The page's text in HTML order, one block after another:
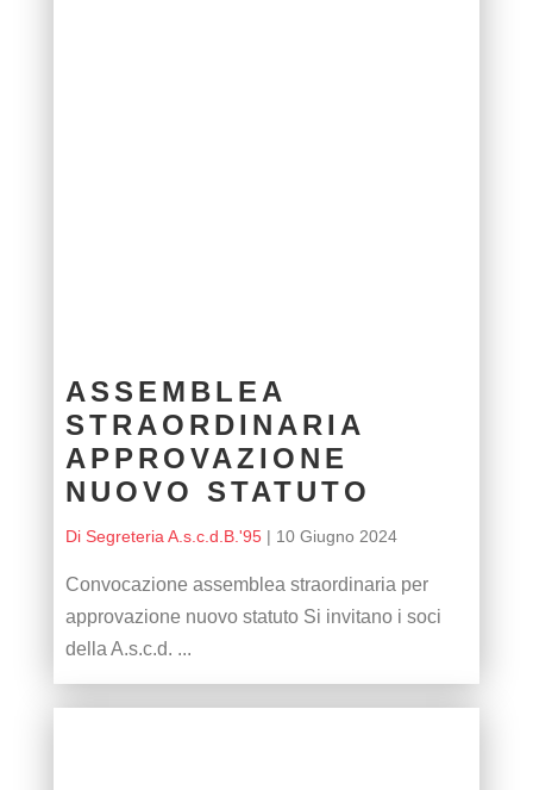
ASSEMBLEA
STRAORDINARIA
APPROVAZIONE
NUOVO STATUTO
Di Segreteria A.s.c.d.B.'95| 10 Giugno 2024
Convocazione assemblea straordinaria per
approvazione nuovo statuto Si invitano i soci
della A.s.c.d. ...